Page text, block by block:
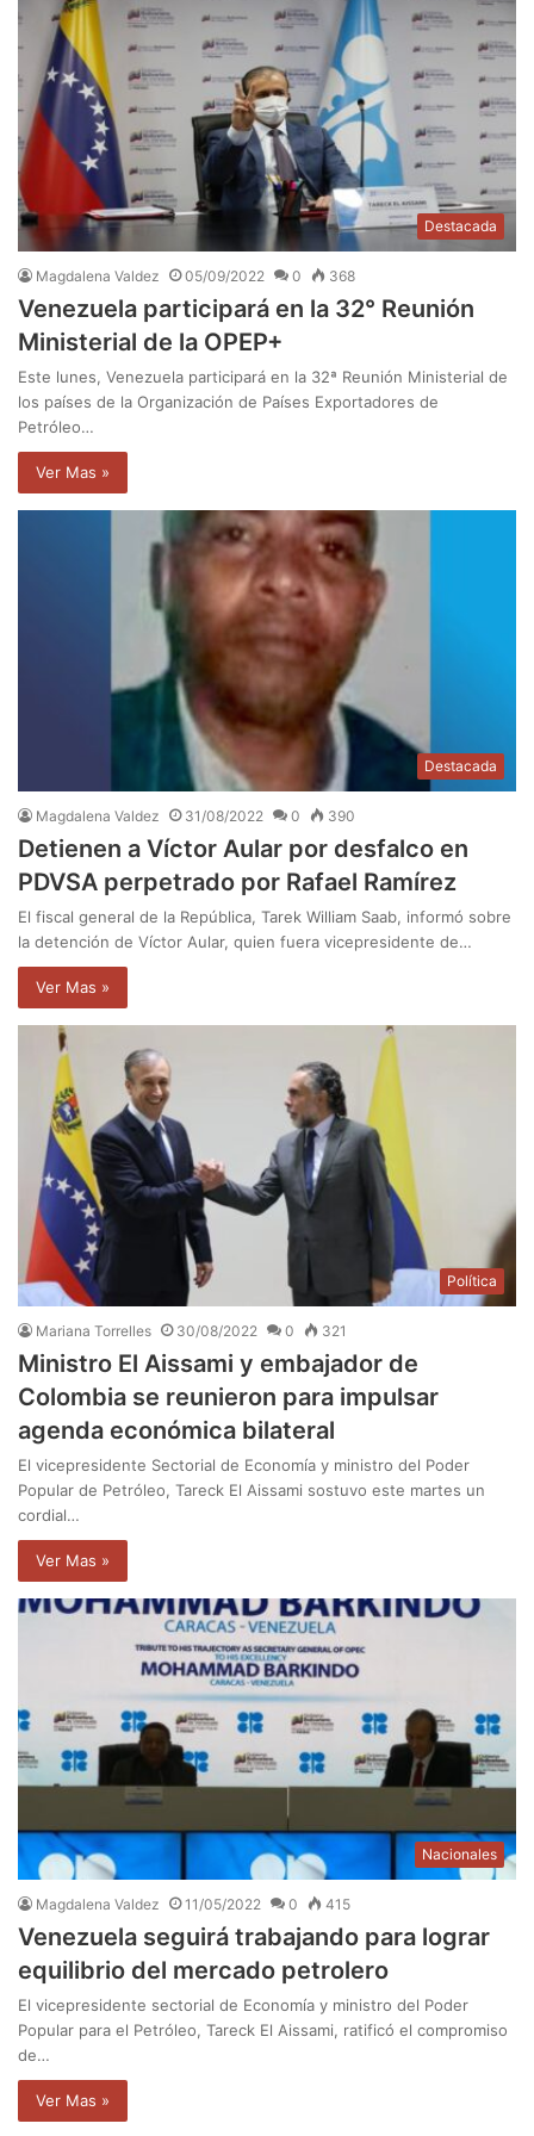
Destacada
Magdalena Valdez 05/09/2022 0 368
Venezuela participará en la 32° Reunión
Ministerial de la OPEP+
Este lunes, Venezuela participará en la 32ª Reunión Ministerial de
los países de la Organización de Países Exportadores de
Petróleo…
Ver Mas »
Destacada
Magdalena Valdez 31/08/2022 0 390
Detienen a Víctor Aular por desfalco en
PDVSA perpetrado por Rafael Ramírez
El fiscal general de la República, Tarek William Saab, informó sobre
la detención de Víctor Aular, quien fuera vicepresidente de…
Ver Mas »
Política
Mariana Torrelles 30/08/2022 0 321
Ministro El Aissami y embajador de
Colombia se reunieron para impulsar
agenda económica bilateral
El vicepresidente Sectorial de Economía y ministro del Poder
Popular de Petróleo, Tareck El Aissami sostuvo este martes un
cordial…
Ver Mas »
Nacionales
Magdalena Valdez 11/05/2022 0 415
Venezuela seguirá trabajando para lograr
equilibrio del mercado petrolero
El vicepresidente sectorial de Economía y ministro del Poder
Popular para el Petróleo, Tareck El Aissami, ratificó el compromiso
de…
Ver Mas »